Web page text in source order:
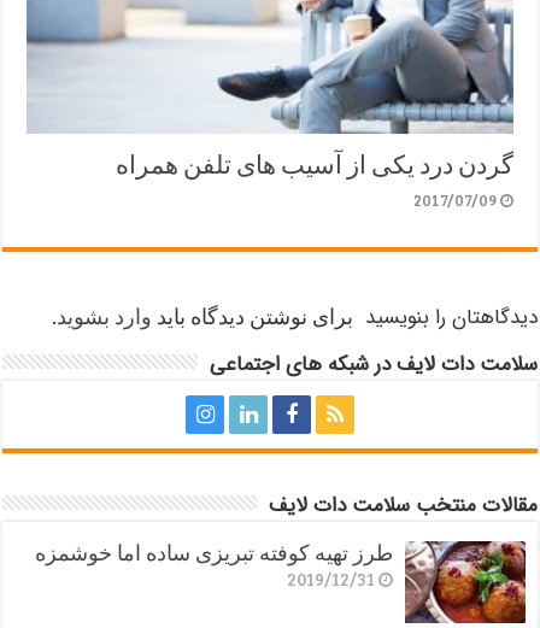
گردن درد یکی از آسیب های تلفن همراه
2017/07/09
دیدگاهتان را بنویسید برای نوشتن دیدگاه باید وارد بشوید.
سلامت دات لایف در شبکه های اجتماعی
مقالات منتخب سلامت دات لایف
طرز تهیه کوفته تبریزی ساده اما خوشمزه
2019/12/31